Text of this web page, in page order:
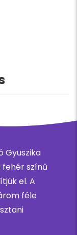
Gyuszika
színű
el. A
féle